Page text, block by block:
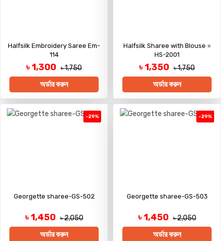
Halfsilk Embroidery Saree Em-
114
৳ 1,300 ৳ 1,750
অর্ডার করুন
Halfsilk Sharee with Blouse =
HS-2001
৳ 1,350 ৳ 1,750
অর্ডার করুন
-29%
Georgette sharee-GS-502
৳ 1,450 ৳ 2,050
অর্ডার করুন
-29%
Georgette sharee-GS-503
৳ 1,450 ৳ 2,050
অর্ডার করুন